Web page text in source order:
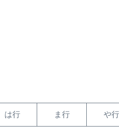
は行 ま行 や行